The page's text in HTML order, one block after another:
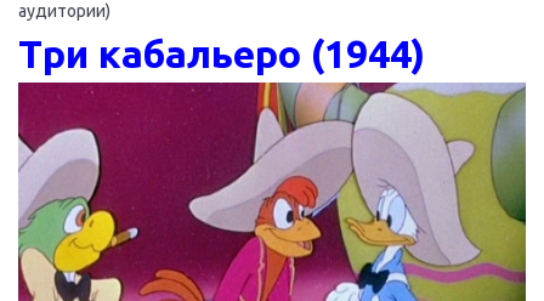
аудитории)
Три кабальеро (1944)